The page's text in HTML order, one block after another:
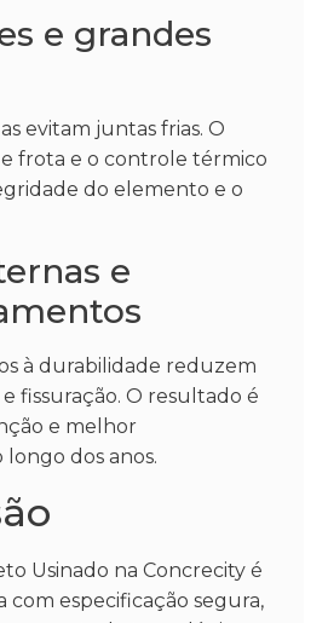
e grandes
evitam juntas frias. O
frota e o controle térmico
do elemento e o
e
à durabilidade reduzem
fissuração. O resultado é
e melhor
dos anos.
Usinado na Concrecity é
com especificação segura,